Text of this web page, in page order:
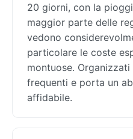
20 giorni, con la
maggior parte delle
vedono
particolare le coste
montuose.
frequenti e porta un
affidabile.